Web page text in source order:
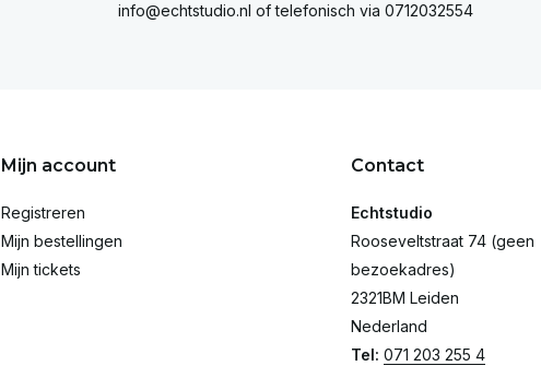
info@echtstudio.nl of telefonisch via 0712032554
Mijn account
Registreren
Mijn bestellingen
Mijn tickets
Contact
Echtstudio
Rooseveltstraat 74 (geen
bezoekadres)
2321BM Leiden
Nederland
Tel: 071 203 255 4